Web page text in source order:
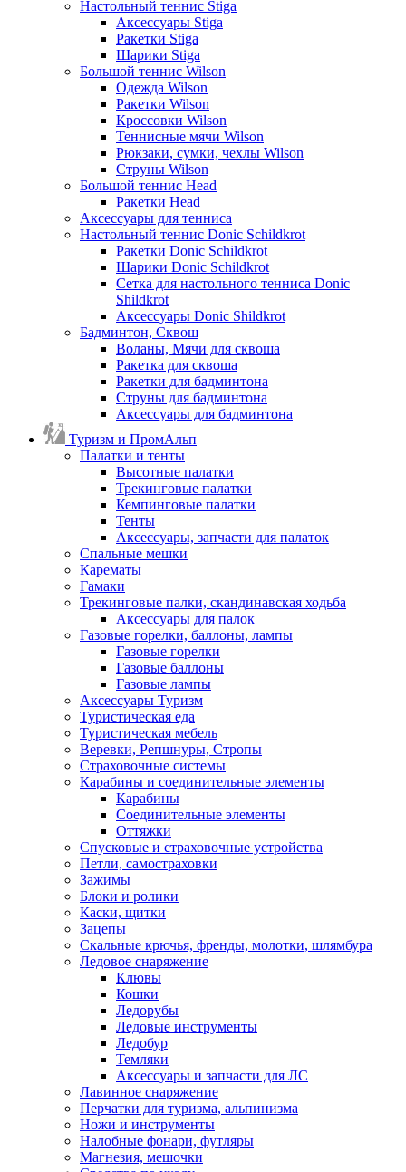
Настольный теннис Stiga
Аксессуары Stiga
Ракетки Stiga
Шарики Stiga
Большой теннис Wilson
Одежда Wilson
Ракетки Wilson
Кроссовки Wilson
Теннисные мячи Wilson
Рюкзаки, сумки, чехлы Wilson
Струны Wilson
Большой теннис Head
Ракетки Head
Аксессуары для тенниса
Настольный теннис Donic Schildkrot
Ракетки Donic Schildkrot
Шарики Donic Schildkrot
Сетка для настольного тенниса Donic
Shildkrot
Аксессуары Donic Shildkrot
Бадминтон, Сквош
Воланы, Мячи для сквоша
Ракетка для сквоша
Ракетки для бадминтона
Струны для бадминтона
Аксессуары для бадминтона
Туризм и ПромАльп
Палатки и тенты
Высотные палатки
Трекинговые палатки
Кемпинговые палатки
Тенты
Аксессуары, запчасти для палаток
Спальные мешки
Карематы
Гамаки
Трекинговые палки, скандинавская ходьба
Аксессуары для палок
Газовые горелки, баллоны, лампы
Газовые горелки
Газовые баллоны
Газовые лампы
Аксессуары Туризм
Туристическая еда
Туристическая мебель
Веревки, Репшнуры, Стропы
Страховочные системы
Карабины и соединительные элементы
Карабины
Соединительные элементы
Оттяжки
Спусковые и страховочные устройства
Петли, самостраховки
Зажимы
Блоки и ролики
Каски, щитки
Зацепы
Скальные крючья, френды, молотки, шлямбура
Ледовое снаряжение
Клювы
Кошки
Ледорубы
Ледовые инструменты
Ледобур
Темляки
Аксессуары и запчасти для ЛС
Лавинное снаряжение
Перчатки для туризма, альпинизма
Ножи и инструменты
Налобные фонари, футляры
Магнезия, мешочки